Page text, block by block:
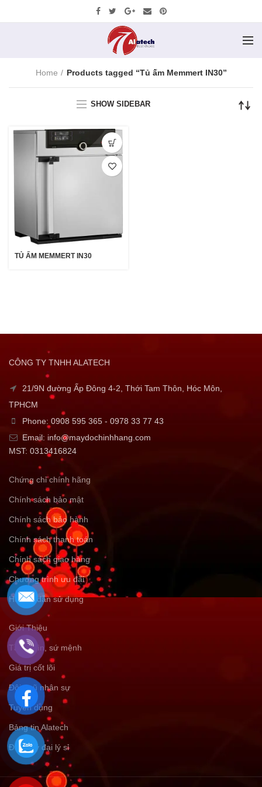
Home Products tagged “Tủ ấm Memmert IN30”
SHOW SIDEBAR
TỦ ẤM MEMMERT IN30
CÔNG TY TNHH ALATECH
21/9N đường Ấp Đông 4-2, Thới Tam Thôn, Hóc Môn,
TPHCM
Phone: 0908 595 365 - 0978 33 77 43
Email: info@maydochinhhang.com
MST: 0313416824
Chứng chỉ chính hãng
Chính sách bảo mật
Chính sách bảo hành
Chính sách thanh toán
Chính sách giao hàng
Chương trình ưu đãi
Hướng dẫn sử dụng
Giới Thiệu
Tầm nhìn, sứ mệnh
Giá trị cốt lõi
Đội ngũ nhân sự
Tuyển dụng
Bảng tin Alatech
Đăng ký đại lý sỉ